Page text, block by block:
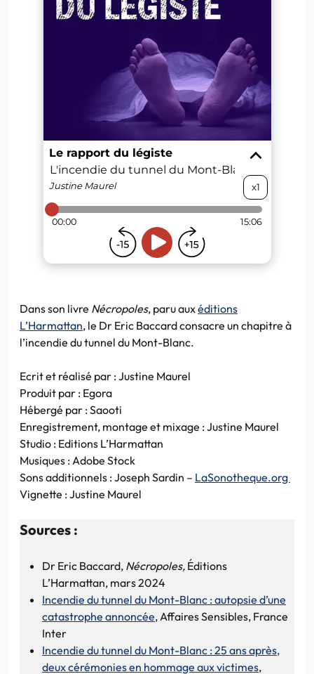
Dans son livre Nécropoles, paru auxéditions
L’Harmattan, le Dr Eric Baccard consacre un chapitre à
l’incendie du tunnel du Mont-Blanc.
Ecrit et réalisé par : Justine Maurel
Produit par : Egora
Hébergé par : Saooti
Enregistrement, montage et mixage : Justine Maurel
Studio : Editions L’Harmattan
Musiques : Adobe Stock
Sons additionnels : Joseph Sardin – LaSonotheque.org
Vignette : Justine Maurel
Sources :
Dr Eric Baccard, Nécropoles, Éditions
L’Harmattan, mars 2024
Incendie du tunnel du Mont-Blanc : autopsie d’une
catastrophe annoncée, Affaires Sensibles, France
Inter
Incendie du tunnel du Mont-Blanc : 25 ans après,
deux cérémonies en hommage aux victimes,